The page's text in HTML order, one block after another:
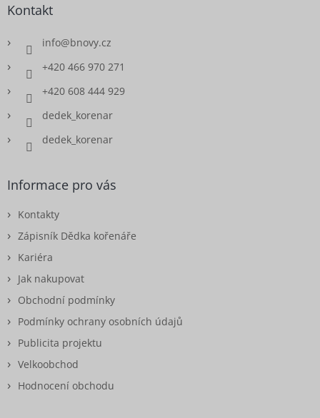
Kontakt
info@bnovy.cz
+420 466 970 271
+420 608 444 929
dedek_korenar
dedek_korenar
Informace pro vás
Kontakty
Zápisník Dědka kořenáře
Kariéra
Jak nakupovat
Obchodní podmínky
Podmínky ochrany osobních údajů
Publicita projektu
Velkoobchod
Hodnocení obchodu